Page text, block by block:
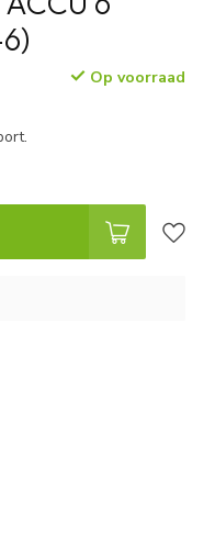
Op voorraad